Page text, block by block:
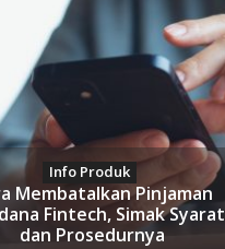
Info Produk
Membatalkan Pinjaman
Fintech, Simak Syarat
dan Prosedurnya